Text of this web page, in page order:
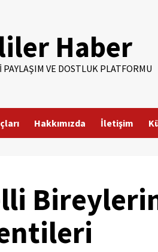
Haber
VE DOSTLUK PLATFORMU
Hakkımızda İletişim